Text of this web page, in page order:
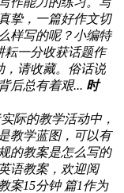
挚，一篇好作文切
样写的呢？小编特
耘一分收获话题作
，请收藏。俗话说
后总有着艰... 时
际的教学活动中，
教学蓝图，可以有
的教案是怎么写的
语教案，欢迎阅
案15分钟 篇1作为